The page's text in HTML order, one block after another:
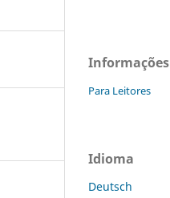
Informações
Para Leitores
Idioma
Deutsch